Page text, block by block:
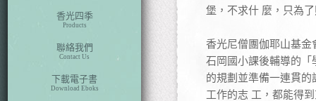
香光四季
Products
聯絡我們
Contact Us
下載電子書
Download Eboks
堡，不求什 麼，只為
香光尼僧團伽耶山基
石岡國小課後輔導的
的規劃並準備一連貫
工作的志 工，都能得